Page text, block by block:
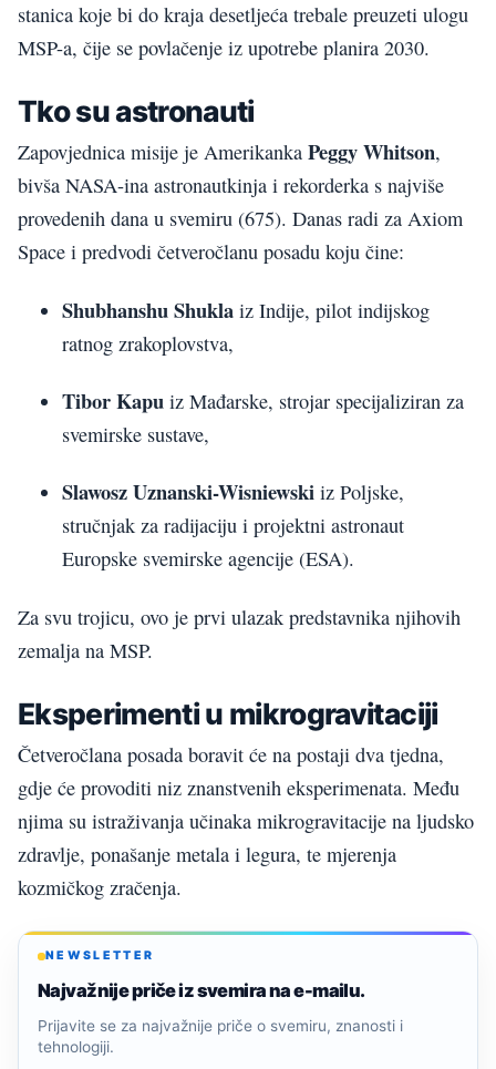
stanica koje bi do kraja desetljeća trebale preuzeti ulogu
MSP-a, čije se povlačenje iz upotrebe planira 2030.
Tko su astronauti
Zapovjednica misije je Amerikanka Peggy Whitson,
bivša NASA-ina astronautkinja i rekorderka s najviše
provedenih dana u svemiru (675). Danas radi za Axiom
Space i predvodi četveročlanu posadu koju čine:
Shubhanshu Shukla iz Indije, pilot indijskog
ratnog zrakoplovstva,
Tibor Kapu iz Mađarske, strojar specijaliziran za
svemirske sustave,
Slawosz Uznanski-Wisniewski iz Poljske,
stručnjak za radijaciju i projektni astronaut
Europske svemirske agencije (ESA).
Za svu trojicu, ovo je prvi ulazak predstavnika njihovih
zemalja na MSP.
Eksperimenti u mikrogravitaciji
Četveročlana posada boravit će na postaji dva tjedna,
gdje će provoditi niz znanstvenih eksperimenata. Među
njima su istraživanja učinaka mikrogravitacije na ljudsko
zdravlje, ponašanje metala i legura, te mjerenja
kozmičkog zračenja.
NEWSLETTER
Najvažnije priče iz svemira na e-mailu.
Prijavite se za najvažnije priče o svemiru, znanosti i
tehnologiji.